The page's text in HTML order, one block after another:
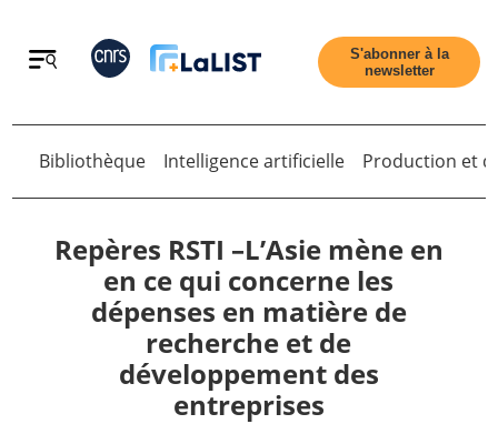
Retour
Tous les articles
S'abonner à la
newsletter
Retour
Bibliothèque Intelligence artificielle Production et
Repères RSTI –L’Asie mène en
en ce qui concerne les
dépenses en matière de
recherche et de
développement des
entreprises